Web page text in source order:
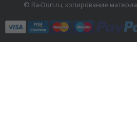
© Ra-Don.ru, копирование